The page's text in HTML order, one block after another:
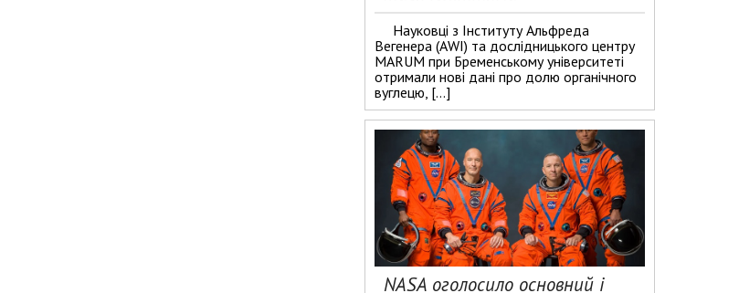
Науковці з Інституту Альфреда
Вегенера (AWI) та дослідницького центру
MARUM при Бременському університеті
отримали нові дані про долю органічного
вуглецю, […]
NASA оголосило основний і